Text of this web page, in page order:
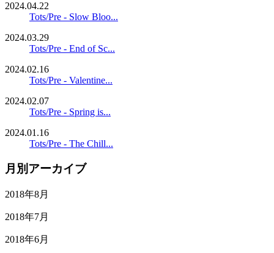
2024.04.22
Tots/Pre - Slow Bloo...
2024.03.29
Tots/Pre - End of Sc...
2024.02.16
Tots/Pre - Valentine...
2024.02.07
Tots/Pre - Spring is...
2024.01.16
Tots/Pre - The Chill...
月別アーカイブ
2018年8月
2018年7月
2018年6月